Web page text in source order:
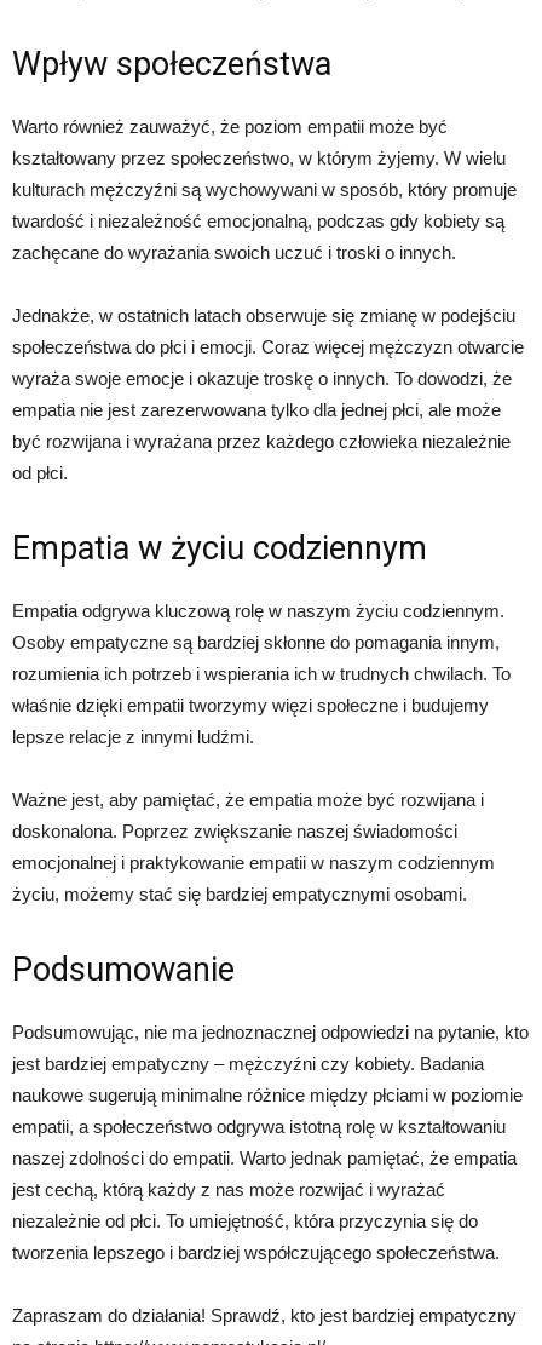
Wpływ społeczeństwa
Warto również zauważyć, że poziom empatii może być
kształtowany przez społeczeństwo, w którym żyjemy. W wielu
kulturach mężczyźni są wychowywani w sposób, który promuje
twardość i niezależność emocjonalną, podczas gdy kobiety są
zachęcane do wyrażania swoich uczuć i troski o innych.
Jednakże, w ostatnich latach obserwuje się zmianę w podejściu
społeczeństwa do płci i emocji. Coraz więcej mężczyzn otwarcie
wyraża swoje emocje i okazuje troskę o innych. To dowodzi, że
empatia nie jest zarezerwowana tylko dla jednej płci, ale może
być rozwijana i wyrażana przez każdego człowieka niezależnie
od płci.
Empatia w życiu codziennym
Empatia odgrywa kluczową rolę w naszym życiu codziennym.
Osoby empatyczne są bardziej skłonne do pomagania innym,
rozumienia ich potrzeb i wspierania ich w trudnych chwilach. To
właśnie dzięki empatii tworzymy więzi społeczne i budujemy
lepsze relacje z innymi ludźmi.
Ważne jest, aby pamiętać, że empatia może być rozwijana i
doskonalona. Poprzez zwiększanie naszej świadomości
emocjonalnej i praktykowanie empatii w naszym codziennym
życiu, możemy stać się bardziej empatycznymi osobami.
Podsumowanie
Podsumowując, nie ma jednoznacznej odpowiedzi na pytanie, kto
jest bardziej empatyczny – mężczyźni czy kobiety. Badania
naukowe sugerują minimalne różnice między płciami w poziomie
empatii, a społeczeństwo odgrywa istotną rolę w kształtowaniu
naszej zdolności do empatii. Warto jednak pamiętać, że empatia
jest cechą, którą każdy z nas może rozwijać i wyrażać
niezależnie od płci. To umiejętność, która przyczynia się do
tworzenia lepszego i bardziej współczującego społeczeństwa.
Zapraszam do działania! Sprawdź, kto jest bardziej empatyczny